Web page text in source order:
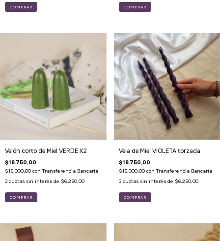
Velón corto de Miel VERDE X2
$18.750,00
$15.000,00 con Transferencia Bancaria
3 cuotas sin interés de $6.250,00
Vela de Miel VIOLETA torzada
$18.750,00
$15.000,00 con Transferencia Bancaria
3 cuotas sin interés de $6.250,00